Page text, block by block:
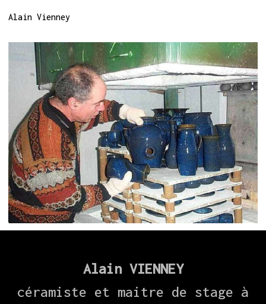
Alain Vienney
Alain VIENNEY
céramiste et maitre de stage à